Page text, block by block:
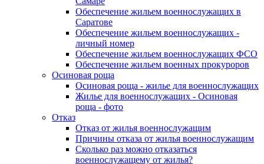
Обеспечение жильем военнослужащих в
Саратове
Обеспечение жильем военнослужащих -
личный номер
Обеспечение жильем военнослужащих ФСО
Обеспечение жильем военных прокуроров
Осиновая роща
Осиновая роща - жилье для военнослужащих
Жилье для военнослужащих - Осиновая
роща - фото
Отказ
Отказ от жилья военнослужащим
Причины отказа от жилья военнослужащим
Сколько раз можно отказаться
военнослужащему от жилья?